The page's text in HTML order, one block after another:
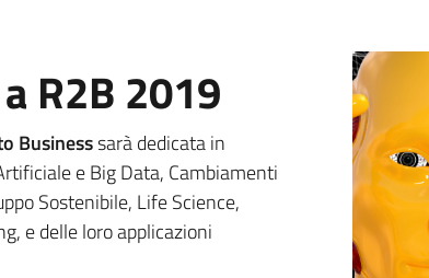
R2B 2019
Businesssarà dedicata in
e Big Data, Cambiamenti
Sostenibile, Life Science,
e delle loro applicazioni